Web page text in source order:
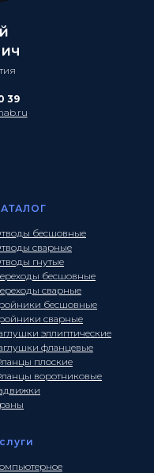
39
бесшовные
сварные
гнутые
бесшовные
сварные
бесшовные
сварные
эллиптические
фланцевые
плоские
воротниковые